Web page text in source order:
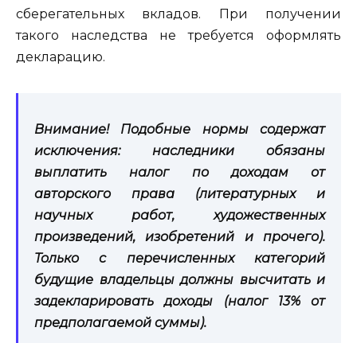
сберегательных вкладов. При получении
такого наследства не требуется оформлять
декларацию.
Внимание! Подобные нормы содержат
исключения: наследники обязаны
выплатить налог по доходам от
авторского права (литературных и
научных работ, художественных
произведений, изобретений и прочего).
Только с перечисленных категорий
будущие владельцы должны высчитать и
задекларировать доходы (налог 13% от
предполагаемой суммы).